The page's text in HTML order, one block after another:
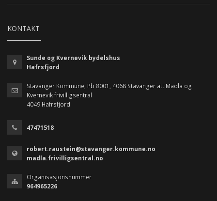
KONTAKT
Sunde og Kvernevik bydelshus
Hafrsfjord
Stavanger Kommune, Pb 8001, 4068 Stavanger att:Madla og
Kvernevik frivilligsentral
4049 Hafrsfjord
47471518
robert.raustein@stavanger.kommune.no
madla.frivilligsentral.no
Organisasjonsnummer
964965226